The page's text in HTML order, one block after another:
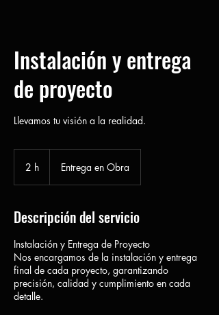
Instalación y entrega
de proyecto
Llevamos tu visión a la realidad.
2 h Entrega en Obra
Descripción del servicio
Instalación y Entrega de Proyecto
Nos encargamos de la instalación y entrega
final de cada proyecto, garantizando
precisión, calidad y cumplimiento en cada
detalle.